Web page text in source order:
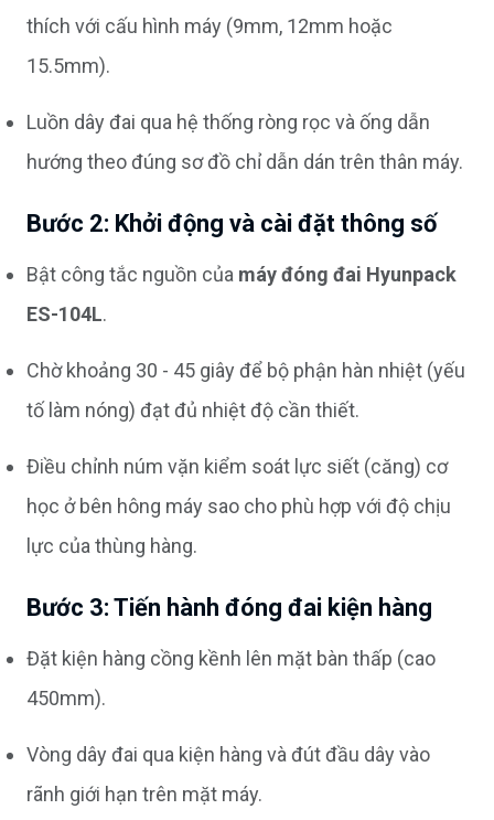
thích với cấu hình máy (9mm, 12mm hoặc
15.5mm).
Luồn dây đai qua hệ thống ròng rọc và ống dẫn
hướng theo đúng sơ đồ chỉ dẫn dán trên thân máy.
Bước 2: Khởi động và cài đặt thông số
Bật công tắc nguồn của máy đóng đai Hyunpack
ES-104L.
Chờ khoảng 30 - 45 giây để bộ phận hàn nhiệt (yếu
tố làm nóng) đạt đủ nhiệt độ cần thiết.
Điều chỉnh núm vặn kiểm soát lực siết (căng) cơ
học ở bên hông máy sao cho phù hợp với độ chịu
lực của thùng hàng.
Bước 3: Tiến hành đóng đai kiện hàng
Đặt kiện hàng cồng kềnh lên mặt bàn thấp (cao
450mm).
Vòng dây đai qua kiện hàng và đút đầu dây vào
rãnh giới hạn trên mặt máy.